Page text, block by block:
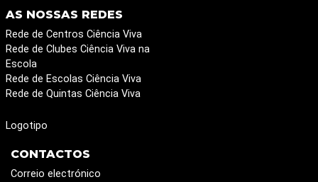
AS NOSSAS REDES
Rede de Centros Ciência Viva
Rede de Clubes Ciência Viva na
Escola
Rede de Escolas Ciência Viva
Rede de Quintas Ciência Viva
Logotipo
CONTACTOS
Correio electrónico